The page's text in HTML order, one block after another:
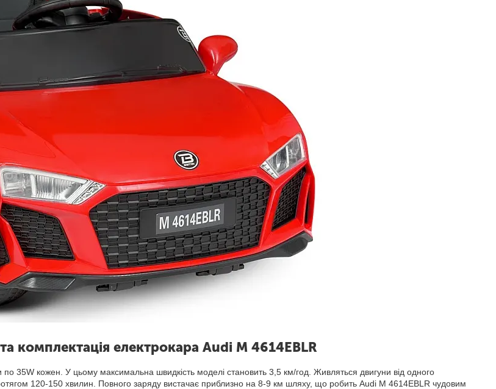
комплектація електрокара Audi M 4614EBLR
по 35W кожен. У цьому максимальна швидкість моделі становить 3,5 км/год. Живляться двигуни від одного
120-150 хвилин. Повного заряду вистачає приблизно на 8-9 км шляху, що робить Audi M 4614EBLR чудовим